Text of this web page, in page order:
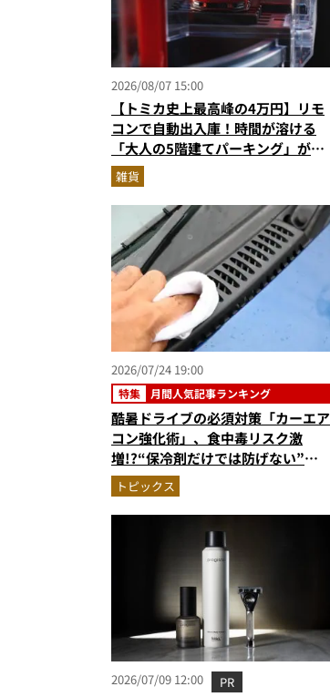
2026/08/07 15:00
【トミカ史上最高峰の4万円】リモ
コンで自動出入庫！時間が溶ける
「大人の5階建てパーキング」が凄
すぎる
雑貨
2026/07/24 19:00
特集 月間人気記事ランキング
酷暑ドライブの必須対策「カーエア
コン強化術」、食中毒リスク激
増!?“保冷剤だけでは防げない”夏
の危険行動…ほか【ライフハックの
人気記事ランキングベスト3】
（2026年6月版）
トピックス
2026/07/09 12:00 PR